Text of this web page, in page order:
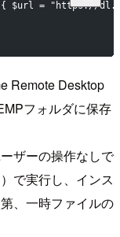
= "https://
Remote Desktop
フォルダに保存
ザーの操作なしで
で実行し、インス
、一時ファイルの